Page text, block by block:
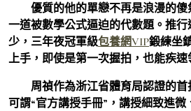
優質的他的單戀不再是浪漫的傻
一道被數學公式逼迫的代數題。推
少，三年夜冠軍級包養網VIP鍛練坐
上手，即使是第一次握拍，也能疾速
周禎作為浙江省體育局認證的首
可謂“官方講授手冊”，講授細致進